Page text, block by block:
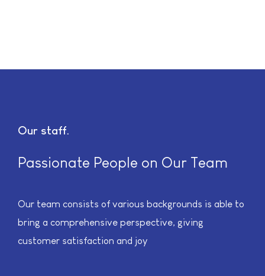
Our staff
Passionate People on Our Team
Our team consists of various backgrounds is able to
bring a comprehensive perspective, giving
customer satisfaction and joy